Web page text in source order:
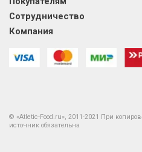
Сотрудничество
Компания
© «Atletic-Food.ru», 2011-2021 При
источник обязательна